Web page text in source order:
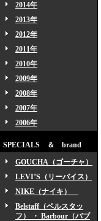
2014年
2013年
2012年
2011年
2010年
2009年
2008年
2007年
2006年
SPECIALS ＆ brand
GOUCHA（ゴーチャ）
LEVI’S（リーバイス）
NIKE（ナイキ）
Belstaff（ベルスタッ
フ） ・ Barbour（バブ